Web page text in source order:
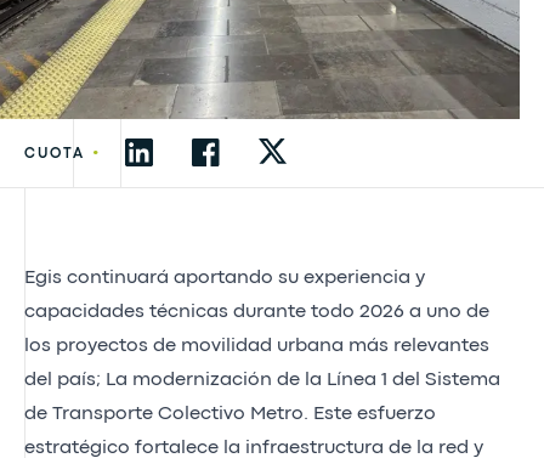
CUOTA •
Egis continuará aportando su experiencia y
capacidades técnicas durante todo 2026 a uno de
los proyectos de movilidad urbana más relevantes
del país; La modernización de la Línea 1 del Sistema
de Transporte Colectivo Metro. Este esfuerzo
estratégico fortalece la infraestructura de la red y